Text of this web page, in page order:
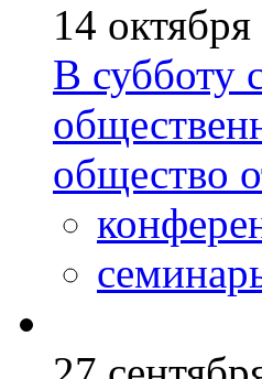
14
В субботу
общество